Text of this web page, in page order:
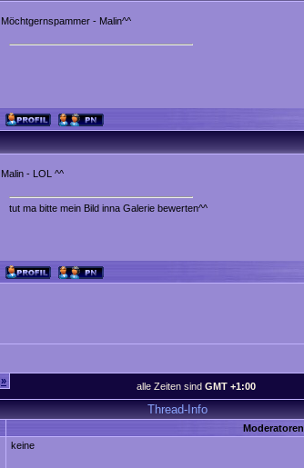
Möchtgernspammer - Malin^^
Malin - LOL ^^
tut ma bitte mein Bild inna Galerie bewerten^^
» alle Zeiten sind GMT +1:00
Thread-Info
Moderatoren
keine